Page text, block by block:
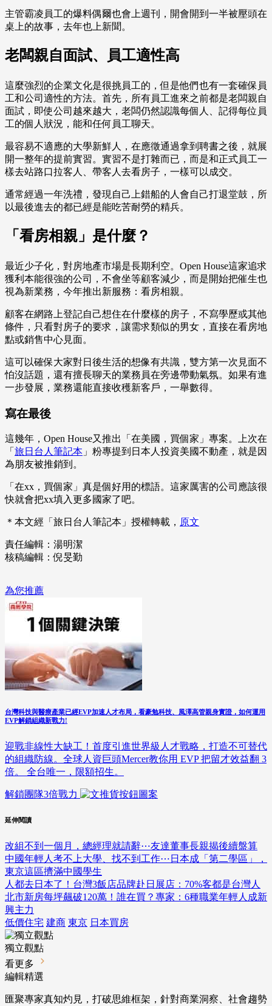
主管霸凌員工的爆料偶爾也會上週刊，開會開到一半被壓頭在
桌上的故事，去年也上新聞。
老闆親自面試、員工適性高
這麼強烈的企業文化是很挑員工的，但是他們也有一套確保員
工和公司適性的方法。首先，所有員工進來之前都是老闆親自
面試，即使公司越來越大，老闆仍然認識每個人、記得每位員
工的個人狀況，能和任何員工聊天。
最容易不適應的大學新鮮人，在應徵通過拿到聘書之後，就展
開一整年的提前實習。實習不是打雜而已，而是和正式員工一
樣去站路口拉客人、帶客人去看房子，一樣可以成交。
通常經過一年洗禮，發現自己上錯船的人會自己打退堂鼓，所
以最後進去的都已經是能吃苦耐勞的精兵。
「看房相親」是什麼？
最近少子化，對房地產市場是長期利空。Open House這家追求
獲利本能很強的公司，不會坐等顧客減少，而是開始把催生也
視為新業務，今年推出新服務：看房相親。
顧客在網路上登記自己想住在什麼樣的房子，不寫學歷或其他
條件，只看對房子的要求，讓需求類似的男女，直接在看房地
點或銷售中心見面。
這可以確保大家對日後生活的想像有共識，雙方第一次見面不
怕沒話題，還有擅長聊天的業務員在旁邊帶動氣氛。如果有進
一步發展，業務還能直接收穫新客戶，一舉數得。
寫在最後
這幾年，Open House又推出「在美國，買個家」專案。上次在
「 旅日台人筆記本 」粉專提到日本人投資美國不動產，就是因
為朋友被推銷到。
「在xx，買個家」真是個好用的標語。這家厲害的公司應該很
快就會把xx填入更多國家了吧。
＊本文經「旅日台人筆記本」授權轉載， 原文
責任編輯：湯明潔
核稿編輯：倪旻勤
為您推薦
台灣科技與醫療產業已經EVP加速人才布局，看豪勉科技、風澤高管親身實證，如何運用
EVP解鎖組織新戰力!
迎戰非線性大缺工！首度引進世界級人才戰略，打造不可替代
的組織防線。全球人資巨頭Mercer教你用 EVP 把留才效益翻 3
倍。 全台唯一，限額招生。
解鎖團隊3倍戰力
延伸閱讀
改組不到一個月，總經理就請辭⋯友達董事長親揭後續盤算
中國年輕人考不上大學、找不到工作⋯日本成「第二學區」，
東京這區擠滿中國學生
人都去日本了！台灣3飯店品牌赴日展店：70%客都是台灣人
北市新房每坪飆破120萬！誰在買？專家：6種職業年輕人成新
興主力
低價住宅 建商 東京 日本買房
獨立觀點
看更多
編輯精選
匯聚專家真知灼見，打破思維框架，針對商業洞察、社會趨勢